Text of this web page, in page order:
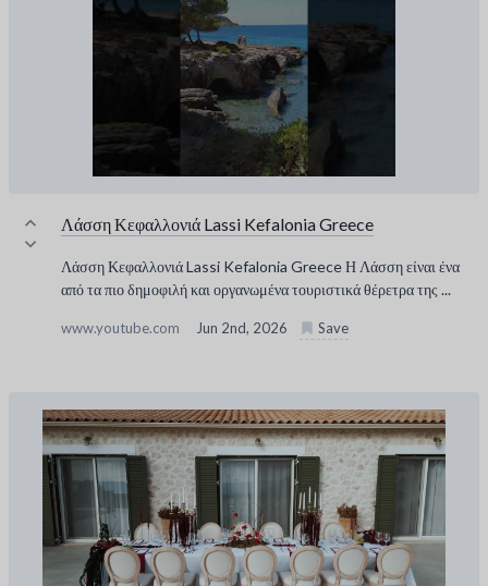
Λάσση Κεφαλλονιά Lassi Kefalonia Greece
Λάσση Κεφαλλονιά Lassi Kefalonia Greece Η Λάσση είναι ένα
από τα πιο δημοφιλή και οργανωμένα τουριστικά θέρετρα της ...
www.youtube.com Jun 2nd, 2026 Save